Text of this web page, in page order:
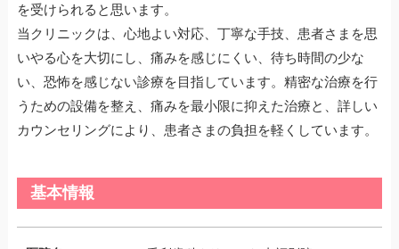
を受けられると思います。
当クリニックは、心地よい対応、丁寧な手技、患者さまを思
いやる心を大切にし、痛みを感じにくい、待ち時間の少な
い、恐怖を感じない診療を目指しています。精密な治療を行
うための設備を整え、痛みを最小限に抑えた治療と、詳しい
カウンセリングにより、患者さまの負担を軽くしています。
基本情報